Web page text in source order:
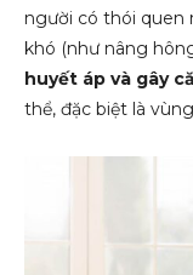
người có thói quen
khó (như nâng
huyết áp và gây
thể, đặc biệt là